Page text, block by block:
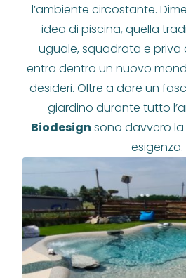
l’ambiente circostante.
idea di piscina, quella
uguale, squadrata e priva
entra dentro un nuovo
desideri. Oltre a dare un
giardino durante tutto
Biodesign sono davvero
esigenza.